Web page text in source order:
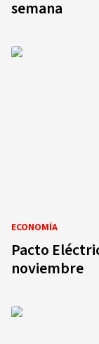
semana
ECONOMÍA
Pacto
noviembre